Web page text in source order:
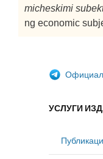
micheskimi
ng economic
УСЛУГИ